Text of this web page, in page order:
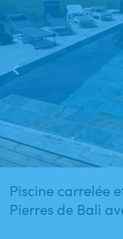
Piscine carrelée
Pierres de Bali